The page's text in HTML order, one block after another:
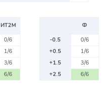
ИТ2М
0/6
1/6
3/6
6/6
Ф
-0.5
0/6
+0.5
1/6
+1.5
3/6
+2.5
6/6